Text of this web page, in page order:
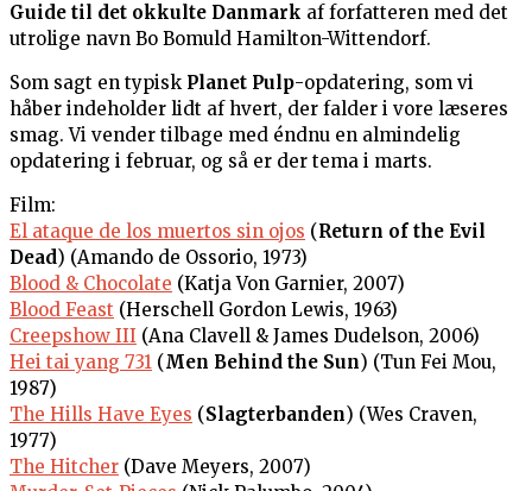
Guide til det okkulte Danmark af forfatteren med det
utrolige navn Bo Bomuld Hamilton-Wittendorf.
Som sagt en typisk Planet Pulp-opdatering, som vi
håber indeholder lidt af hvert, der falder i vore læseres
smag. Vi vender tilbage med éndnu en almindelig
opdatering i februar, og så er der tema i marts.
Film:
El ataque de los muertos sin ojos (Return of the Evil
Dead) (Amando de Ossorio, 1973)
Blood & Chocolate (Katja Von Garnier, 2007)
Blood Feast (Herschell Gordon Lewis, 1963)
Creepshow III (Ana Clavell & James Dudelson, 2006)
Hei tai yang 731 (Men Behind the Sun) (Tun Fei Mou,
1987)
The Hills Have Eyes (Slagterbanden) (Wes Craven,
1977)
The Hitcher (Dave Meyers, 2007)